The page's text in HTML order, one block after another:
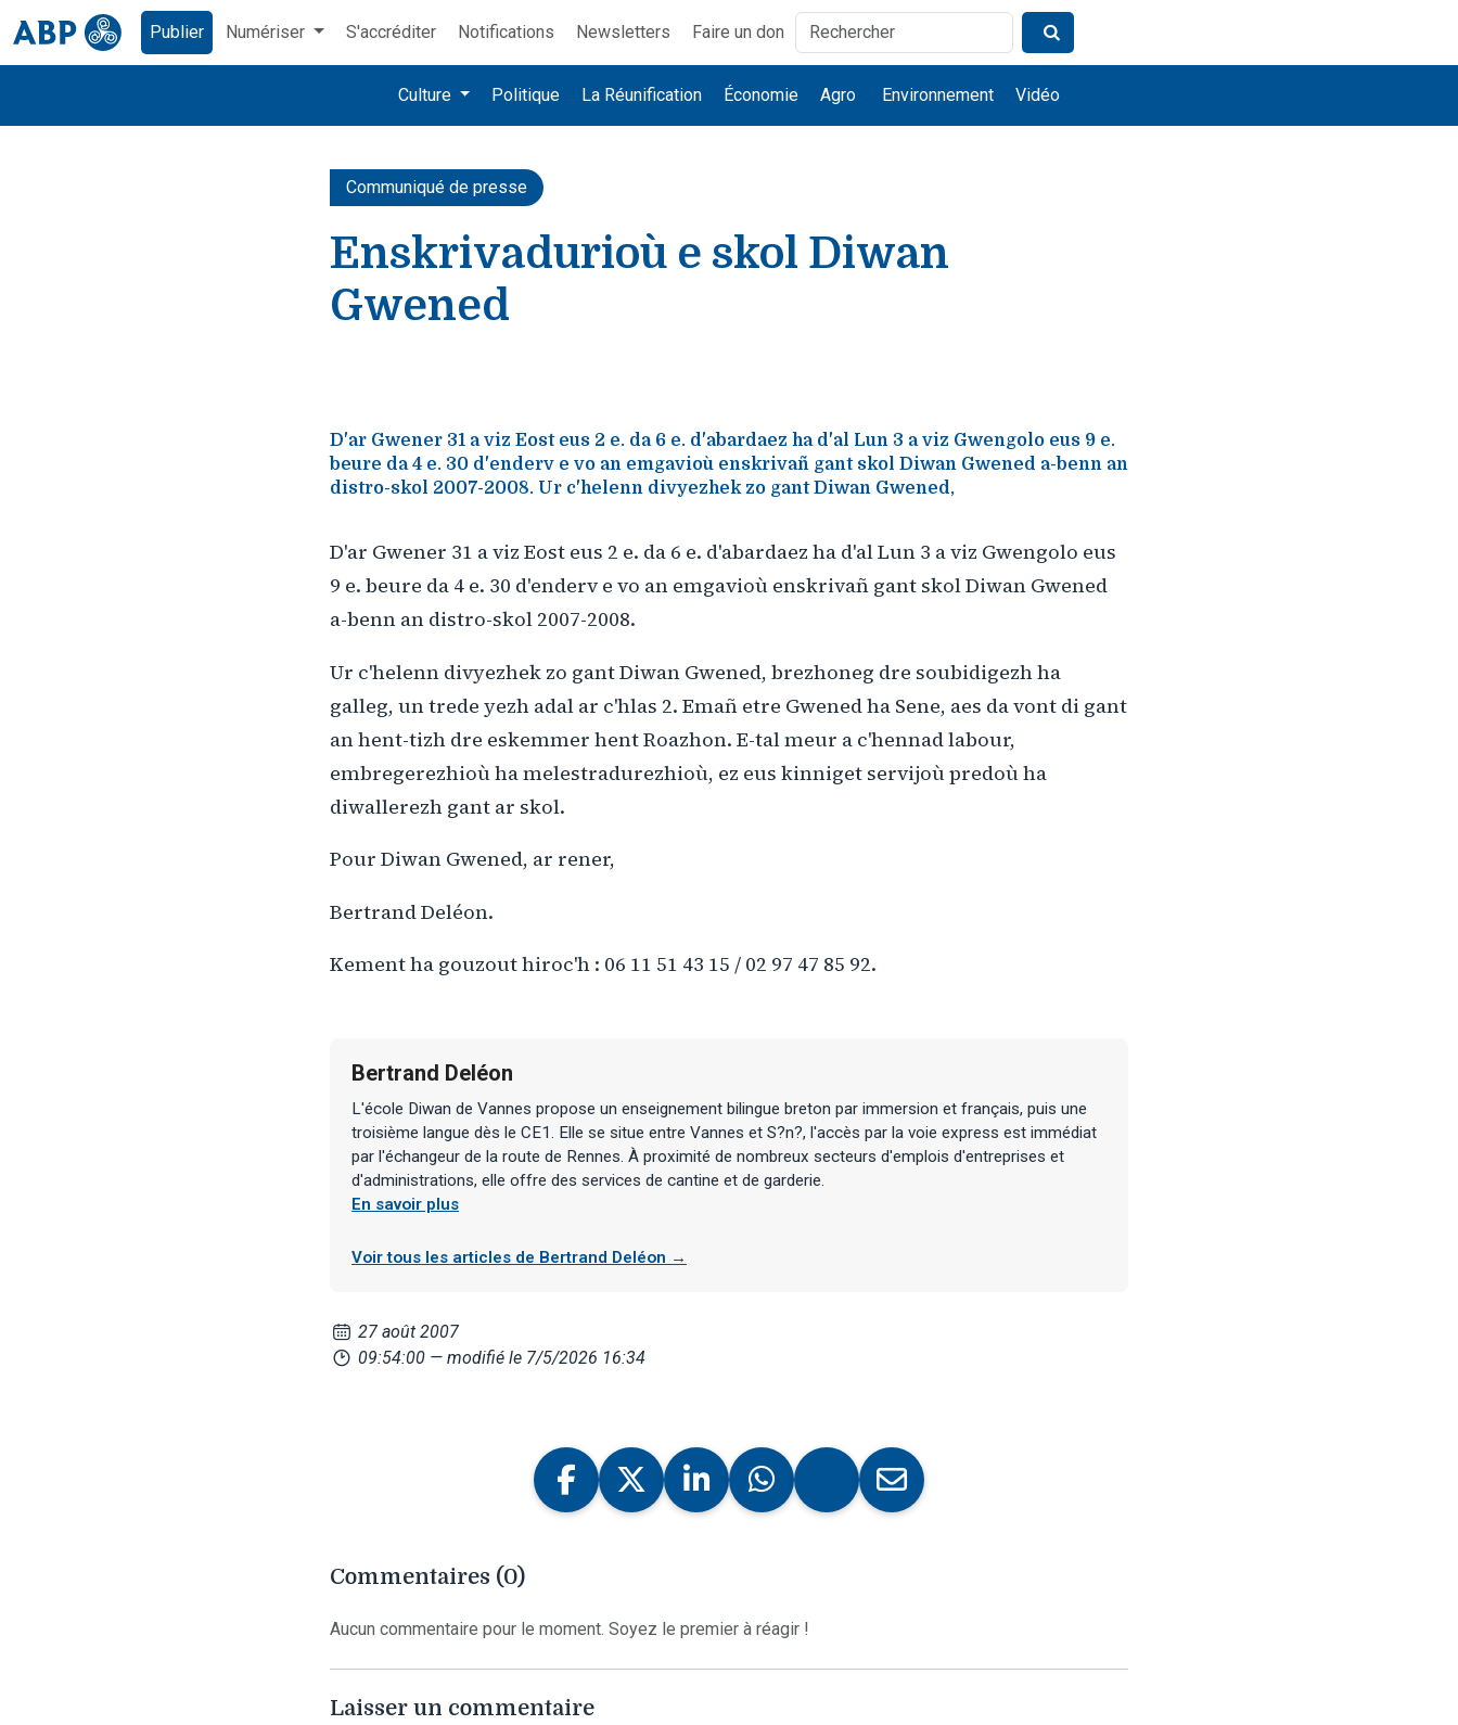
Publier Numériser S'accréditer Notifications Newsletters Faire un don
Culture Politique La Réunification Économie Agro Environnement Vidéo
Communiqué de presse
Enskrivadurioù e skol Diwan
Gwened
D'ar Gwener 31 a viz Eost eus 2 e. da 6 e. d'abardaez ha d'al Lun 3 a viz Gwengolo eus 9 e.
beure da 4 e. 30 d'enderv e vo an emgavioù enskrivañ gant skol Diwan Gwened a-benn an
distro-skol 2007-2008. Ur c'helenn divyezhek zo gant Diwan Gwened,
D'ar Gwener 31 a viz Eost eus 2 e. da 6 e. d'abardaez ha d'al Lun 3 a viz Gwengolo eus
9 e. beure da 4 e. 30 d'enderv e vo an emgavioù enskrivañ gant skol Diwan Gwened
a-benn an distro-skol 2007-2008.
Ur c'helenn divyezhek zo gant Diwan Gwened, brezhoneg dre soubidigezh ha
galleg, un trede yezh adal ar c'hlas 2. Emañ etre Gwened ha Sene, aes da vont di gant
an hent-tizh dre eskemmer hent Roazhon. E-tal meur a c'hennad labour,
embregerezhioù ha melestradurezhioù, ez eus kinniget servijoù predoù ha
diwallerezh gant ar skol.
Pour Diwan Gwened, ar rener,
Bertrand Deléon.
Kement ha gouzout hiroc'h : 06 11 51 43 15 / 02 97 47 85 92.
Bertrand Deléon
L'école Diwan de Vannes propose un enseignement bilingue breton par immersion et français, puis une
troisième langue dès le CE1. Elle se situe entre Vannes et S?n?, l'accès par la voie express est immédiat
par l'échangeur de la route de Rennes. À proximité de nombreux secteurs d'emplois d'entreprises et
d'administrations, elle offre des services de cantine et de garderie.
En savoir plus
Voir tous les articles de Bertrand Deléon →
27 août 2007
09:54:00 — modifié le 7/5/2026 16:34
Commentaires (0)
Aucun commentaire pour le moment. Soyez le premier à réagir !
Laisser un commentaire